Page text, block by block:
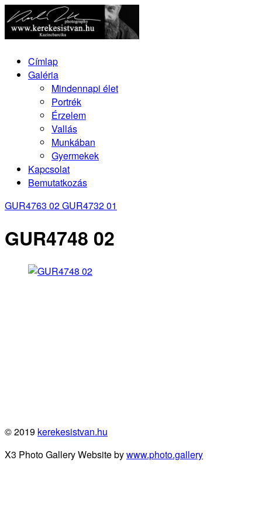
Címlap
Galéria
Mindennapi élet
Portrék
Érzelem
Vallás
Munkában
Gyermekek
Kapcsolat
Bemutatkozás
GUR4763 02GUR4732 01
GUR4748 02
© 2019 kerekesistvan.hu
X3 Photo Gallery Website bywww.photo.gallery